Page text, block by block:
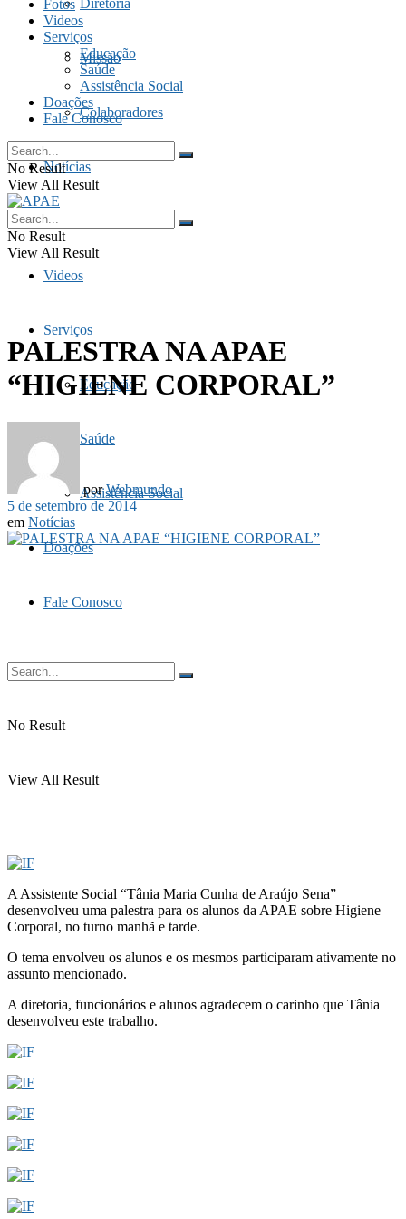
Diretoria
Missão
Colaboradores
Notícias
Fotos
Videos
Serviços
Educação
Saúde
Assistência Social
Doações
Fale Conosco
No Result
View All Result
Fotos
Videos
Serviços
Educação
Saúde
Assistência Social
Doações
Fale Conosco
No Result
View All Result
No Result
View All Result
PALESTRA NA APAE
“HIGIENE CORPORAL”
por Webmundo
5 de setembro de 2014
em Notícias
A Assistente Social “Tânia Maria Cunha de Araújo Sena”
desenvolveu uma palestra para os alunos da APAE sobre Higiene
Corporal, no turno manhã e tarde.
O tema envolveu os alunos e os mesmos participaram ativamente no
assunto mencionado.
A diretoria, funcionários e alunos agradecem o carinho que Tânia
desenvolveu este trabalho.